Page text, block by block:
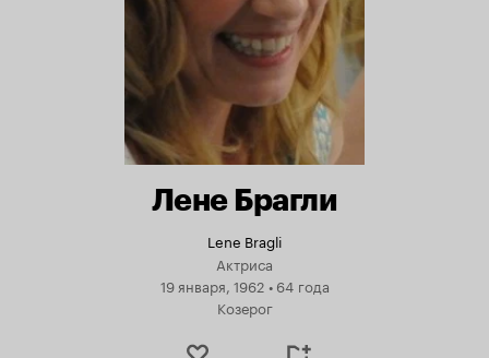
Лене Брагли
Lene Bragli
Актриса
19 января, 1962 • 64 года
Козерог